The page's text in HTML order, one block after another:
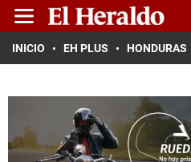
INICIO EH PLUS HONDURAS